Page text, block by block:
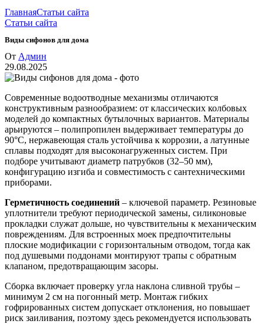
ГлавнаяСтатьи сайта
Статьи сайта
Виды сифонов для дома
От Админ
29.08.2025
Современные водоотводные механизмы отличаются
конструктивным разнообразием: от классических колбовых
моделей до компактных бутылочных вариантов. Материалы
арьируются – полипропилен выдерживает температуры до
90°C, нержавеющая сталь устойчива к коррозии, а латунные
сплавы подходят для высоконагруженных систем. При
подборе учитывают диаметр патрубков (32–50 мм),
конфигурацию изгиба и совместимость с сантехническими
приборами.
Герметичность соединений – ключевой параметр. Резиновые
уплотнители требуют периодической замены, силиконовые
прокладки служат дольше, но чувствительны к механическим
повреждениям. Для встроенных моек предпочтительны
плоские модификации с горизонтальным отводом, тогда как
под душевыми поддонами монтируют трапы с обратным
клапаном, предотвращающим засоры.
Сборка включает проверку угла наклона сливной трубы –
минимум 2 см на погонный метр. Монтаж гибких
гофрированных систем допускает отклонения, но повышает
риск заиливания, поэтому здесь рекомендуется использовать